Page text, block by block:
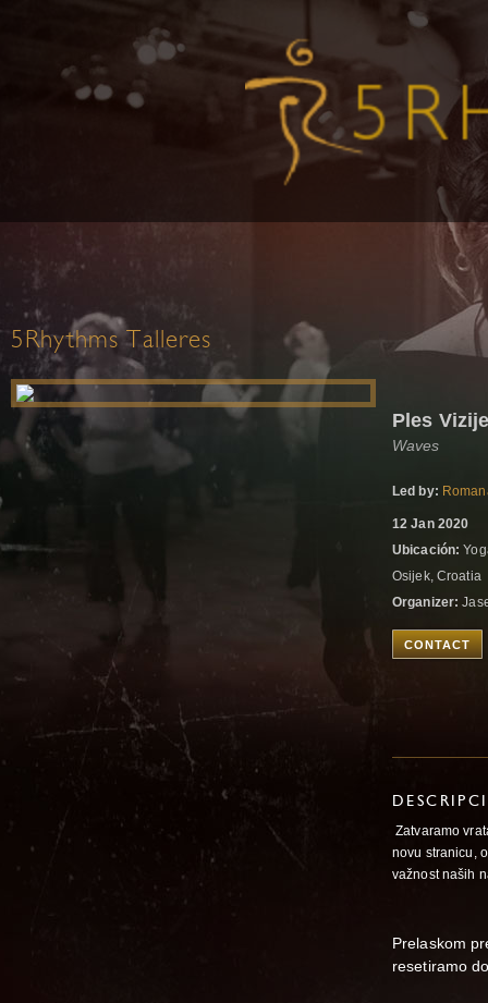
5Rhythms Talleres
Ples
Waves
Led by:
12 Jan 2020
Ubicación:
Osijek, Croatia
Organizer:
CONTACT
Zatvaramo
novu stranicu,
važnost naših
Prelaskom
resetiramo